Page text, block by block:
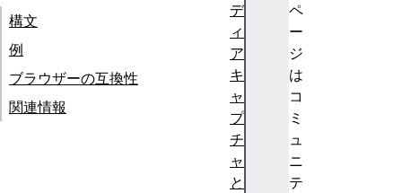
ペ
ー
ジ
は
コ
ミ
ュ
ニ
テ
構文
例
ブラウザーの互換性
関連情報
デ
ィ
ア
キ
ャ
プ
チ
ャ
と